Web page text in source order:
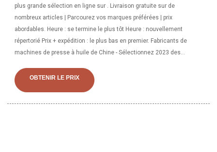
plus grande sélection en ligne sur . Livraison gratuite sur de
nombreux articles | Parcourez vos marques préférées | prix
abordables. Heure : se termine le plus tôt Heure : nouvellement
répertorié Prix + expédition : le plus bas en premier. Fabricants de
machines de presse à huile de Chine - Sélectionnez 2023 des
prix auprès de fabricants chinois certifiés de machines de presse, de
fournisseurs de machines alimentaires, de grossistes et d'usines.
OBTENIR LE PRIX